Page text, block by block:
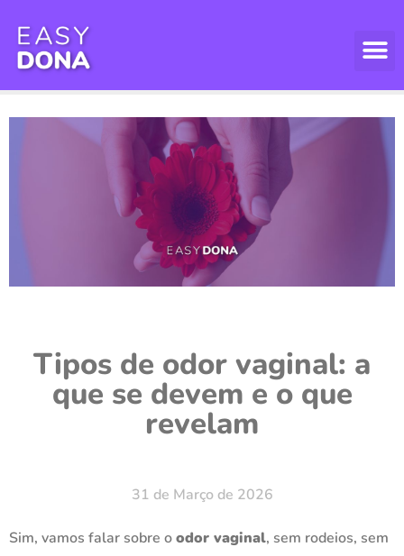
Tipos de odor vaginal: a
que se devem e o que
revelam
31 de Março de 2026
Sim, vamos falar sobre oodor vaginal, sem rodeios, sem